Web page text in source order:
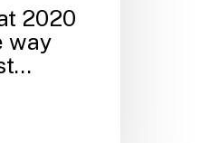
2020
way